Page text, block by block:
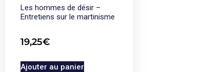
Les hommes de désir –
Entretiens sur le martinisme
19,25€
Ajouter au panier